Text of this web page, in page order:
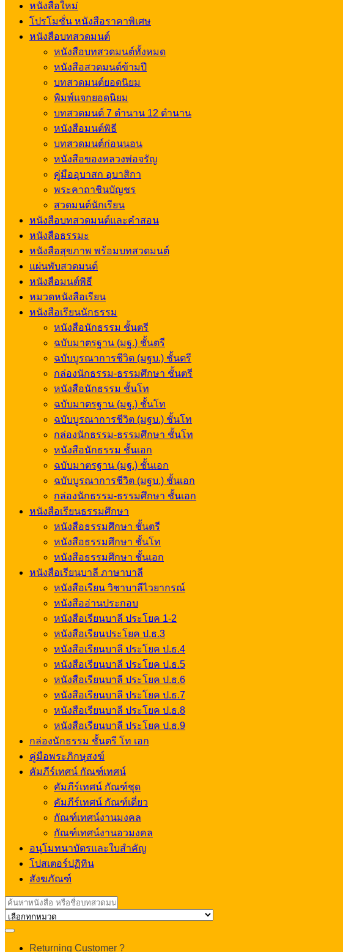
หนังสือใหม่
โปรโมชั่น หนังสือราคาพิเศษ
หนังสือบทสวดมนต์
หนังสือบทสวดมนต์ทั้งหมด
หนังสือสวดมนต์ข้ามปี
บทสวดมนต์ยอดนิยม
พิมพ์แจกยอดนิยม
บทสวดมนต์ 7 ตำนาน 12 ตำนาน
หนังสือมนต์พิธี
บทสวดมนต์ก่อนนอน
หนังสือของหลวงพ่อจรัญ
คู่มืออุบาสก อุบาสิกา
พระคาถาชินบัญชร
สวดมนต์นักเรียน
หนังสือบทสวดมนต์และคำสอน
หนังสือธรรมะ
หนังสือสุขภาพ พร้อมบทสวดมนต์
แผ่นพับสวดมนต์
หนังสือมนต์พิธี
หมวดหนังสือเรียน
หนังสือเรียนนักธรรม
หนังสือนักธรรม ชั้นตรี
ฉบับมาตรฐาน (มฐ.) ชั้นตรี
ฉบับบูรณาการชีวิต (มฐบ.) ชั้นตรี
กล่องนักธรรม-ธรรมศึกษา ชั้นตรี
หนังสือนักธรรม ชั้นโท
ฉบับมาตรฐาน (มฐ.) ชั้นโท
ฉบับบูรณาการชีวิต (มฐบ.) ชั้นโท
กล่องนักธรรม-ธรรมศึกษา ชั้นโท
หนังสือนักธรรม ชั้นเอก
ฉบับมาตรฐาน (มฐ.) ชั้นเอก
ฉบับบูรณาการชีวิต (มฐบ.) ชั้นเอก
กล่องนักธรรม-ธรรมศึกษา ชั้นเอก
หนังสือเรียนธรรมศึกษา
หนังสือธรรมศึกษา ชั้นตรี
หนังสือธรรมศึกษา ชั้นโท
หนังสือธรรมศึกษา ชั้นเอก
หนังสือเรียนบาลี ภาษาบาลี
หนังสือเรียน วิชาบาลีไวยากรณ์
หนังสืออ่านประกอบ
หนังสือเรียนบาลี ประโยค 1-2
หนังสือเรียนประโยค ป.ธ.3
หนังสือเรียนบาลี ประโยค ป.ธ.4
หนังสือเรียนบาลี ประโยค ป.ธ.5
หนังสือเรียนบาลี ประโยค ป.ธ.6
หนังสือเรียนบาลี ประโยค ป.ธ.7
หนังสือเรียนบาลี ประโยค ป.ธ.8
หนังสือเรียนบาลี ประโยค ป.ธ.9
กล่องนักธรรม ชั้นตรี โท เอก
คู่มือพระภิกษุสงฆ์
คัมภีร์เทศน์ กัณฑ์เทศน์
คัมภีร์เทศน์ กัณฑ์ชุด
คัมภีร์เทศน์ กัณฑ์เดี่ยว
กัณฑ์เทศน์งานมงคล
กัณฑ์เทศน์งานอวมงคล
อนุโมทนาบัตรและใบสำคัญ
โปสเตอร์ปฏิทิน
สังฆภัณฑ์
Search
for:
Returning Customer ?